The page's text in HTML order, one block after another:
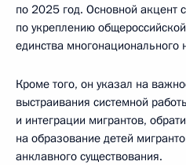
по 2025 год. Основной акцент
по укреплению
единства многонационального
Кроме того, он указал на
выстраивания системной
и интеграции мигрантов,
на образование детей
анклавного существования.